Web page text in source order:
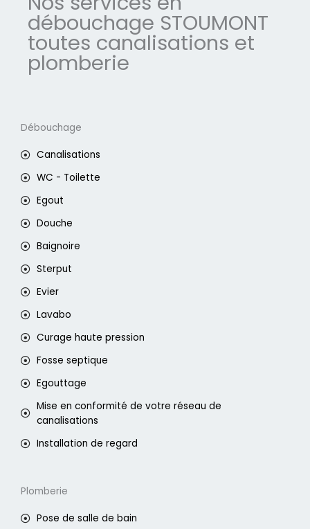
débouchage STOUMONT
toutes canalisations et
plomberie
Débouchage
Canalisations
WC - Toilette
Egout
Douche
Baignoire
Sterput
Evier
Lavabo
Curage haute pression
Fosse septique
Egouttage
Mise en conformité de votre réseau de
canalisations
Installation de regard
Plomberie
Pose de salle de bain